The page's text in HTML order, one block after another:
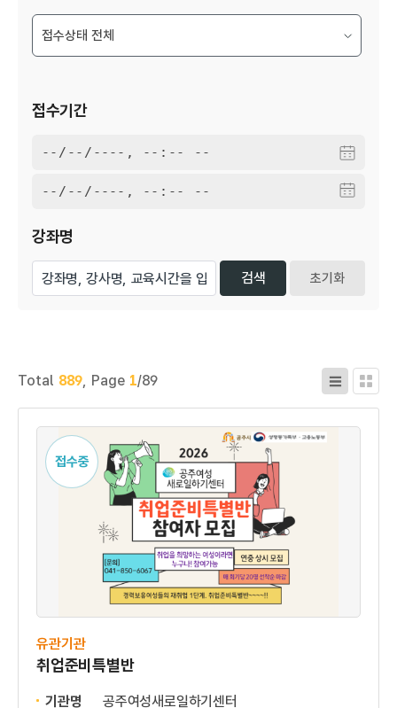
접수기간
강좌명
초기화
Total 889, Page 1/89
접수중
유관기관
취업준비특별반
기관명
공주여성새로일하기센터